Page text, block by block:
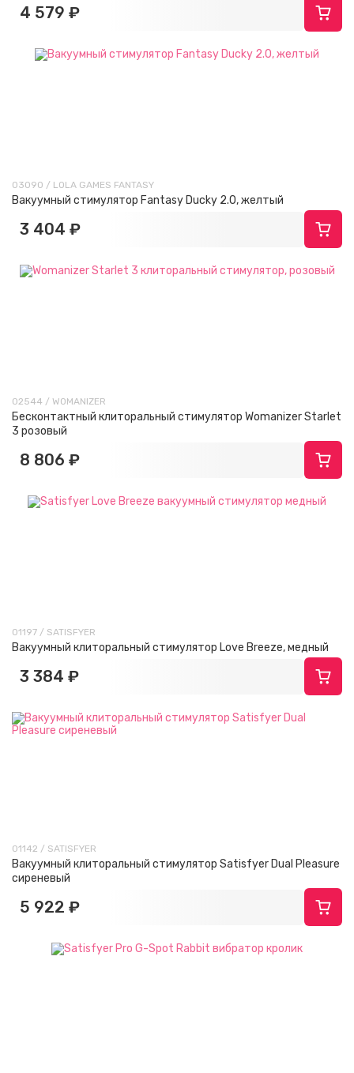
4 579 ₽
03090 / LOLA GAMES FANTASY
Вакуумный стимулятор Fantasy Ducky 2.0, желтый
3 404 ₽
02544 / WOMANIZER
Бесконтактный клиторальный стимулятор Womanizer Starlet
3 розовый
8 806 ₽
01197 / SATISFYER
Вакуумный клиторальный стимулятор Love Breeze, медный
3 384 ₽
01142 / SATISFYER
Вакуумный клиторальный стимулятор Satisfyer Dual Pleasure
сиреневый
5 922 ₽